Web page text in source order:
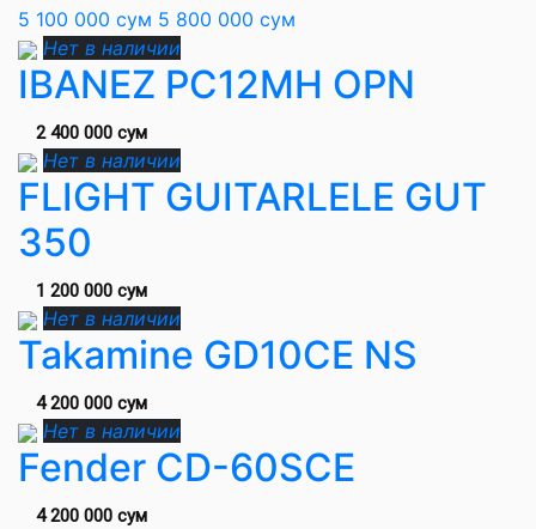
5 100 000 сум 5 800 000 сум
Нет в наличии
IBANEZ PC12MH OPN
2 400 000 сум
Нет в наличии
FLIGHT GUITARLELE GUT
350
1 200 000 сум
Нет в наличии
Takamine GD10CE NS
4 200 000 сум
Нет в наличии
Fender CD-60SCE
4 200 000 сум